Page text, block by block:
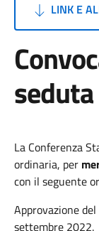
LINK E
La Conferenza
ordinaria, per
con il seguente
Approvazione
settembre 2022.